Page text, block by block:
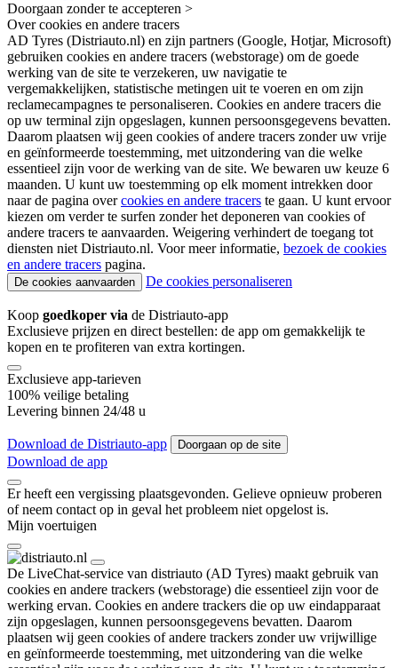
Doorgaan zonder te accepteren >
Over cookies en andere tracers
AD Tyres (Distriauto.nl) en zijn partners (Google, Hotjar, Microsoft)
gebruiken cookies en andere tracers (webstorage) om de goede
werking van de site te verzekeren, uw navigatie te
vergemakkelijken, statistische metingen uit te voeren en om zijn
reclamecampagnes te personaliseren. Cookies en andere tracers die
op uw terminal zijn opgeslagen, kunnen persoonsgegevens bevatten.
Daarom plaatsen wij geen cookies of andere tracers zonder uw vrije
en geïnformeerde toestemming, met uitzondering van die welke
essentieel zijn voor de werking van de site. We bewaren uw keuze 6
maanden. U kunt uw toestemming op elk moment intrekken door
naar de pagina overcookies en andere tracers te gaan. U kunt ervoor
kiezen om verder te surfen zonder het deponeren van cookies of
andere tracers te aanvaarden. Weigering verhindert de toegang tot
diensten niet Distriauto.nl. Voor meer informatie, bezoek de cookies
en andere tracers pagina.
De cookies aanvaarden De cookies personaliseren
Koop goedkoper via de Distriauto-app
Exclusieve prijzen en direct bestellen: de app om gemakkelijk te
kopen en te profiteren van extra kortingen.
Exclusieve app-tarieven
100% veilige betaling
Levering binnen 24/48 u
Download de Distriauto-app Doorgaan op de site
Download de app
Er heeft een vergissing plaatsgevonden. Gelieve opnieuw proberen
of neem contact op in geval het probleem niet opgelost is.
Mijn voertuigen
De LiveChat-service van distriauto (AD Tyres) maakt gebruik van
cookies en andere trackers (webstorage) die essentieel zijn voor de
werking ervan. Cookies en andere trackers die op uw eindapparaat
zijn opgeslagen, kunnen persoonsgegevens bevatten. Daarom
plaatsen wij geen cookies of andere trackers zonder uw vrijwillige
en geïnformeerde toestemming, met uitzondering van die welke